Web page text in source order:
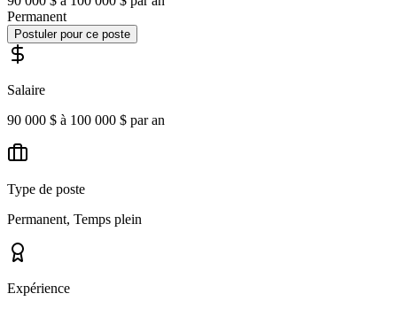
Permanent
Postuler pour ce poste
Salaire
90 000 $ à 100 000 $ par an
Type de poste
Permanent, Temps plein
Expérience